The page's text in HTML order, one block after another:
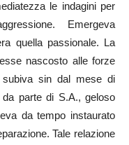
le indagini per
Emergeva
quella passionale. La
nascosto alle forze
subiva sin dal mese di
parte di S.A., geloso
da tempo instaurato
Tale relazione